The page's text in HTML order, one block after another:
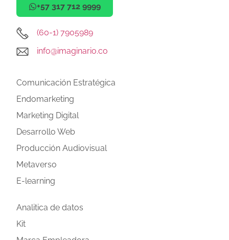
+57 317 712 9999
(60-1) 7905989
info@imaginario.co
Comunicación Estratégica
Endomarketing
Marketing Digital
Desarrollo Web
Producción Audiovisual
Metaverso
E-learning
Analitica de datos
Kit